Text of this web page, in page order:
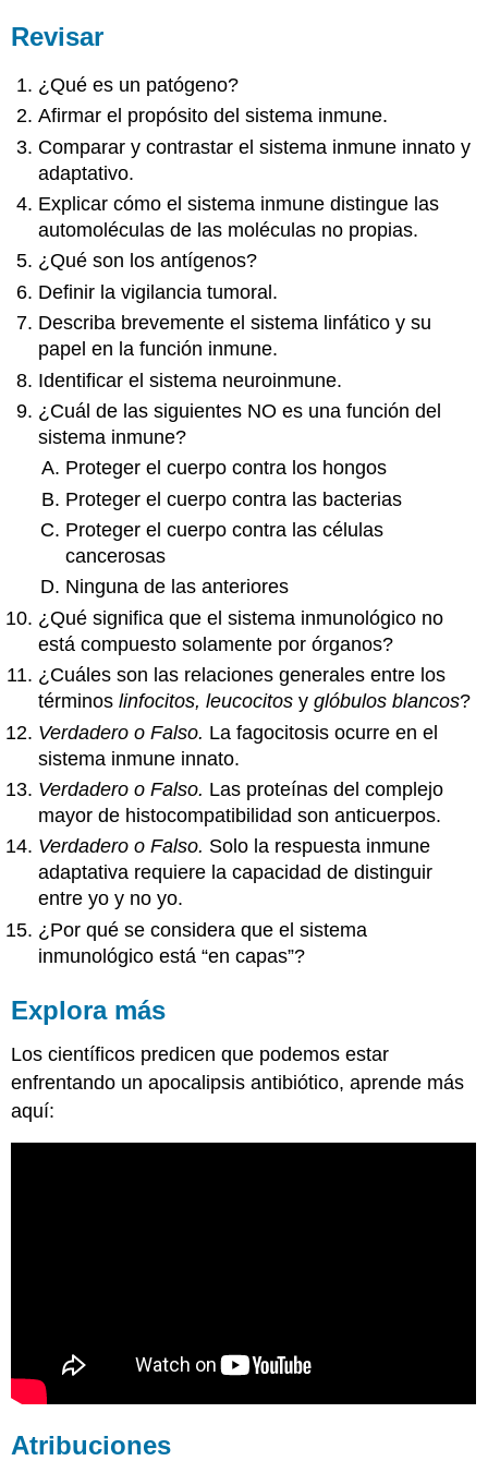
Revisar
¿Qué es un patógeno?
Afirmar el propósito del sistema inmune.
Comparar y contrastar el sistema inmune innato y
adaptativo.
Explicar cómo el sistema inmune distingue las
automoléculas de las moléculas no propias.
¿Qué son los antígenos?
Definir la vigilancia tumoral.
Describa brevemente el sistema linfático y su
papel en la función inmune.
Identificar el sistema neuroinmune.
¿Cuál de las siguientes NO es una función del
sistema inmune?
Proteger el cuerpo contra los hongos
Proteger el cuerpo contra las bacterias
Proteger el cuerpo contra las células
cancerosas
Ninguna de las anteriores
¿Qué significa que el sistema inmunológico no
está compuesto solamente por órganos?
¿Cuáles son las relaciones generales entre los
términoslinfocitos, leucocitos yglóbulos blancos?
Verdadero o Falso. La fagocitosis ocurre en el
sistema inmune innato.
Verdadero o Falso. Las proteínas del complejo
mayor de histocompatibilidad son anticuerpos.
Verdadero o Falso. Solo la respuesta inmune
adaptativa requiere la capacidad de distinguir
entre yo y no yo.
¿Por qué se considera que el sistema
inmunológico está “en capas”?
Explora más
Los científicos predicen que podemos estar
enfrentando un apocalipsis antibiótico, aprende más
aquí:
Atribuciones